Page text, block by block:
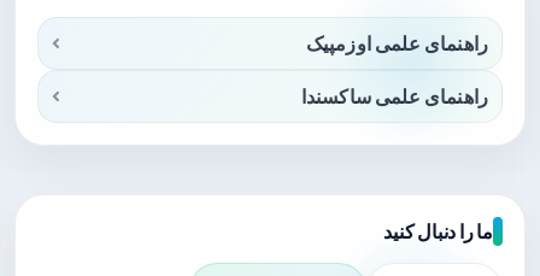
راهنمای علمی اوزمپیک
راهنمای علمی ساکسندا
ما را دنبال کنید